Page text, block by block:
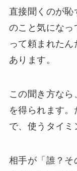
直接聞くのが
のこと気になっ
って頼まれた
あります。
この聞き方な
を得られます
で、使うタイミ
相手が「誰？そ